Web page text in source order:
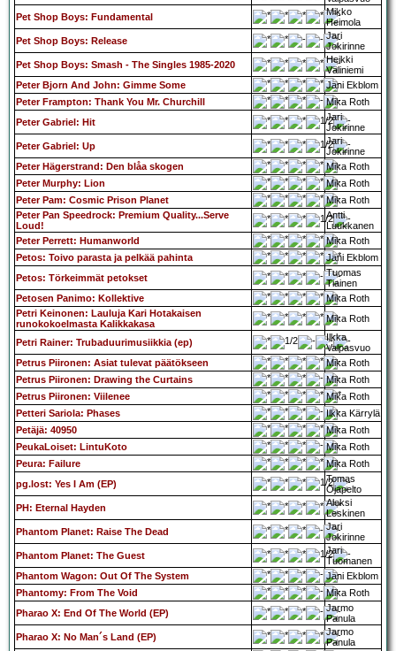
Pet Shop Boys: Fundamental
Mikko
Heimola
Pet Shop Boys: Release
Jari
Jokirinne
Pet Shop Boys: Smash - The Singles 1985-2020
Heikki
Väliniemi
Peter Bjorn And John: Gimme Some
Jani Ekblom
Peter Frampton: Thank You Mr. Churchill
Mika Roth
Peter Gabriel: Hit
Jari
Jokirinne
Peter Gabriel: Up
Jari
Jokirinne
Peter Hägerstrand: Den blåa skogen
Mika Roth
Peter Murphy: Lion
Mika Roth
Peter Pam: Cosmic Prison Planet
Mika Roth
Peter Pan Speedrock: Premium Quality...Serve
Loud!
Antti
Luukkanen
Peter Perrett: Humanworld
Mika Roth
Petos: Toivo parasta ja pelkää pahinta
Jani Ekblom
Petos: Törkeimmät petokset
Tuomas
Tiainen
Petosen Panimo: Kollektive
Mika Roth
Petri Keinonen: Lauluja Kari Hotakaisen
runokokoelmasta Kalikkakasa
Mika Roth
Petri Rainer: Trubaduurimusiikkia (ep)
Ilkka
Valpasvuo
Petrus Piironen: Asiat tulevat päätökseen
Mika Roth
Petrus Piironen: Drawing the Curtains
Mika Roth
Petrus Piironen: Viilenee
Mika Roth
Petteri Sariola: Phases
Ilkka Kärrylä
Petäjä: 40950
Mika Roth
PeukaLoiset: LintuKoto
Mika Roth
Peura: Failure
Mika Roth
pg.lost: Yes I Am (EP)
Tomas
Ojapelto
PH: Eternal Hayden
Aleksi
Leskinen
Phantom Planet: Raise The Dead
Jari
Jokirinne
Phantom Planet: The Guest
Jari
Tuomanen
Phantom Wagon: Out Of The System
Jani Ekblom
Phantomy: From The Void
Mika Roth
Pharao X: End Of The World (EP)
Jarmo
Panula
Pharao X: No Man´s Land (EP)
Jarmo
Panula